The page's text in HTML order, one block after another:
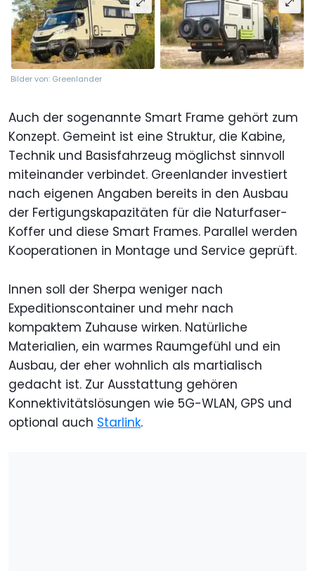
Bilder von: Greenlander
Auch der sogenannte Smart Frame gehört zum
Konzept. Gemeint ist eine Struktur, die Kabine,
Technik und Basisfahrzeug möglichst sinnvoll
miteinander verbindet. Greenlander investiert
nach eigenen Angaben bereits in den Ausbau
der Fertigungskapazitäten für die Naturfaser-
Koffer und diese Smart Frames. Parallel werden
Kooperationen in Montage und Service geprüft.
Innen soll der Sherpa weniger nach
Expeditionscontainer und mehr nach
kompaktem Zuhause wirken. Natürliche
Materialien, ein warmes Raumgefühl und ein
Ausbau, der eher wohnlich als martialisch
gedacht ist. Zur Ausstattung gehören
Konnektivitätslösungen wie 5G-WLAN, GPS und
optional auch Starlink.